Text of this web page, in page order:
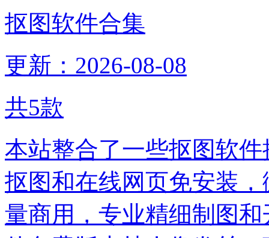
抠图软件合集
更新：2026-08-08
共5款
本站整合了一些抠图软
抠图和在线网页免安装
量商用，专业精细制图